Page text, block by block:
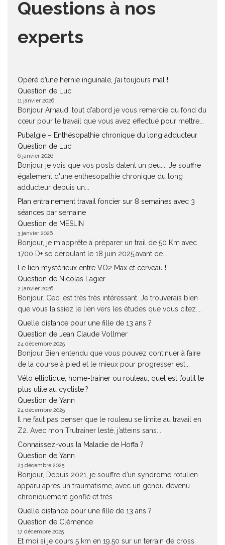
Questions à nos
experts
Opéré d’une hernie inguinale, j’ai toujours mal !
Question de Luc
11 janvier 2026
Bonjour Arnaud, tout d'abord je vous remercie du fond du
cœur pour le travail que vous avez effectué pour mettre...
Pubalgie – Enthésopathie chronique du long adducteur
Question de Luc
6 janvier 2026
Bonjour je vois que vos posts datent un peu.... Je souffre
également d'une enthesopathie chronique du long
adducteur depuis un...
Plan entrainement travail foncier sur 8 semaines avec 3
séances par semaine
Question de MESLIN
3 janvier 2026
Bonjour, je m'apprête à préparer un trail de 50 Km avec
1700 D+ se déroulant le 18 juin 2025,avant de...
Le lien mystérieux entre VO2 Max et cerveau !
Question de Nicolas Lagier
2 janvier 2026
Bonjour. Ceci est très très intéressant. Je trouverais bien
que vous laissiez le lien vers les études que vous citez....
Quelle distance pour une fille de 13 ans ?
Question de Jean Claude Vollmer
24 décembre 2025
Bonjour Bien entendu que vous pouvez continuer à faire
de la course à pied et le mieux pour progresser est...
Vélo elliptique, home-trainer ou rouleau, quel est l’outil le
plus utile au cycliste ?
Question de Yann
24 décembre 2025
Il ne faut pas penser que le rouleau se limite au travail en
Z2. Avec mon Trutrainer lesté, j’atteins sans...
Connaissez-vous la Maladie de Hoffa ?
Question de Yann
23 décembre 2025
Bonjour, Depuis 2021, je souffre d’un syndrome rotulien
apparu après un traumatisme, avec un genou devenu
chroniquement gonflé et très...
Quelle distance pour une fille de 13 ans ?
Question de Clémence
17 décembre 2025
Et moi si je cours 5 km en 19.50 sur un terrain de cross